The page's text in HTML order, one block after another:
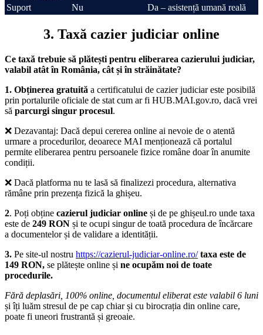
Suport
Nu Da – asistență umană reală
3. Taxă cazier judiciar online
Ce taxă trebuie să plătești pentru eliberarea cazierului judiciar,
valabil atât în România, cât și în străinătate?
1. Obținerea gratuită a certificatului de cazier judiciar este posibilă
prin portalurile oficiale de stat cum ar fi HUB.MAI.gov.ro, dacă vrei
să parcurgi singur procesul.
❌ Dezavantaj: Dacă depui cererea online ai nevoie de o atentă
urmare a procedurilor, deoarece MAI menționează că portalul
permite eliberarea pentru persoanele fizice române doar în anumite
condiții.
❌ Dacă platforma nu te lasă să finalizezi procedura, alternativa
rămâne prin prezența fizică la ghișeu.
2. Poți obține cazierul judiciar online și de pe ghișeul.ro unde taxa
este de 249 RON și te ocupi singur de toată procedura de încărcare
a documentelor și de validare a identității.
3. Pe site-ul nostru https://cazierul-judiciar-online.ro/ taxa este de
149 RON, se plătește online și ne ocupăm noi de toate
procedurile.
Fără deplasări, 100% online, documentul eliberat este valabil 6 luni
și îți luăm stresul de pe cap chiar și cu birocrația din online care,
poate fi uneori frustrantă și greoaie.